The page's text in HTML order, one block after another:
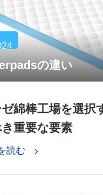
の違い
ゼ綿棒工場を選択
重要な要素
読む